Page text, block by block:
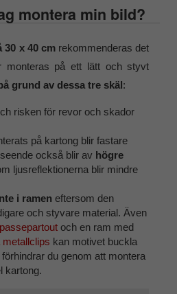
montera min bild?
30 x 40 cmrekommenderas det
monteras på ett lätt och styvt
grund av dessa tre skäl:
risken för revor och skador
på kartong blir fastare
också blir av högre
ljusreflektionerna blir mindre
i ramen eftersom den
och styvare material. Även
passepartout och en ram med
metallclips kan motivet buckla
du genom att montera
kartong.